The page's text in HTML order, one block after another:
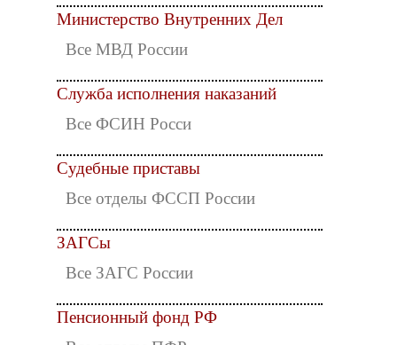
Министерство Внутренних Дел
Все МВД России
Служба исполнения наказаний
Все ФСИН Росси
Судебные приставы
Все отделы ФССП России
ЗАГСы
Все ЗАГС России
Пенсионный фонд РФ